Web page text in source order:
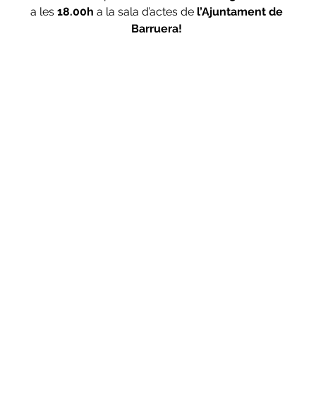
a les 18.00h a la sala d’actes de l’Ajuntament de
Barruera!